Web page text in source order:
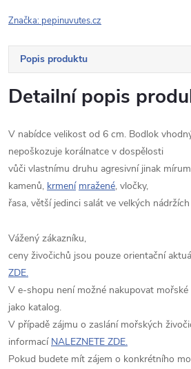
Značka: pepinuvutes.cz
Popis produktu
Detailní popis
V nabídce velikost od 6 cm. Bodlok
nepoškozuje korálnatce v dospělosti
vůči vlastnímu druhu agresivní jinak
kamenů, krmení mražené, vločky,
řasa, větší jedinci salát ve velkých
Vážený zákazníku,
ceny živočichů jsou pouze orientační
ZDE.
V e-shopu není možné nakupovat
jako katalog.
V případě zájmu o zaslání mořských
informací NALEZNETE ZDE.
Pokud budete mít zájem o konkrétního